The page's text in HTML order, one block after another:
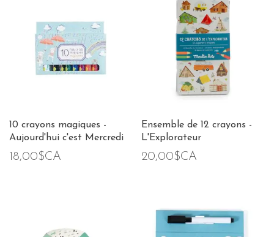
10 crayons magiques -
Aujourd'hui c'est Mercredi
18,00$CA
Ensemble de 12 crayons -
L'Explorateur
20,00$CA